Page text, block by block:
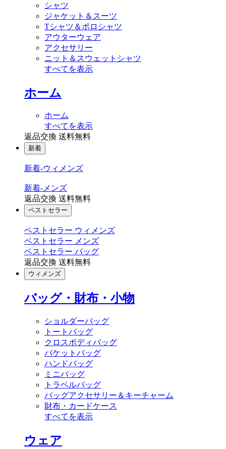
シャツ
ジャケット＆スーツ
Tシャツ＆ポロシャツ
アウターウェア
アクセサリー
ニット＆スウェットシャツ
すべてを表示
ホーム
ホーム
すべてを表示
返品交換 送料無料
新着
新着-ウィメンズ
新着-メンズ
返品交換 送料無料
ベストセラー
ベストセラー ウィメンズ
ベストセラー メンズ
ベストセラー バッグ
返品交換 送料無料
ウィメンズ
バッグ・財布・小物
ショルダーバッグ
トートバッグ
クロスボディバッグ
バケットバッグ
ハンドバッグ
ミニバッグ
トラベルバッグ
バッグアクセサリー＆キーチャーム
財布・カードケース
すべてを表示
ウェア